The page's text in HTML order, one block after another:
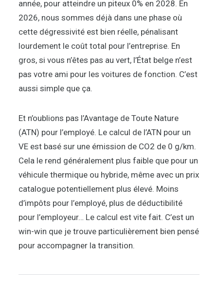
année, pour atteindre un piteux 0% en 2028. En
2026, nous sommes déjà dans une phase où
cette dégressivité est bien réelle, pénalisant
lourdement le coût total pour l’entreprise. En
gros, si vous n’êtes pas au vert, l’État belge n’est
pas votre ami pour les voitures de fonction. C’est
aussi simple que ça.
Et n’oublions pas l’Avantage de Toute Nature
(ATN) pour l’employé. Le calcul de l’ATN pour un
VE est basé sur une émission de CO2 de 0 g/km.
Cela le rend généralement plus faible que pour un
véhicule thermique ou hybride, même avec un prix
catalogue potentiellement plus élevé. Moins
d’impôts pour l’employé, plus de déductibilité
pour l’employeur… Le calcul est vite fait. C’est un
win-win que je trouve particulièrement bien pensé
pour accompagner la transition.